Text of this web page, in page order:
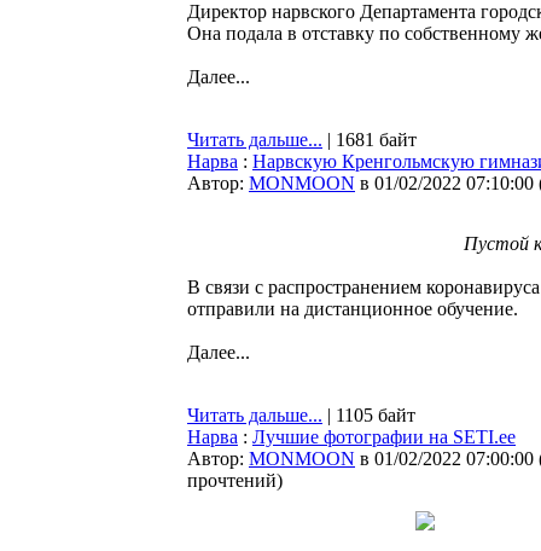
Директор нарвского Департамента
Она подала в отставку по собственному
Далее...
Читать дальше... | 1681 байт
Нарва : Нарвскую Кренгольмскую
Автор: MONMOON в 01/02/2022 07:10:00
Пустой
В связи с распространением
отправили на дистанционное обучение.
Далее...
Читать дальше... | 1105 байт
Нарва : Лучшие фотографии на SETI.ee
Автор: MONMOON в 01/02/2022 07:00:00
прочтений)